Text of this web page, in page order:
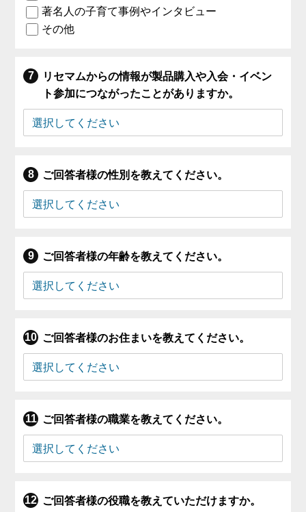
著名人の子育て事例やインタビュー
その他
リセマムからの情報が製品購入や入会・イベン
ト参加につながったことがありますか。
ご回答者様の性別を教えてください。
ご回答者様の年齢を教えてください。
ご回答者様のお住まいを教えてください。
ご回答者様の職業を教えてください。
ご回答者様の役職を教えていただけますか。